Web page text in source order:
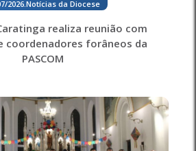
2026.Notícias da Diocese
realiza reunião com
coordenadores forâneos da
PASCOM